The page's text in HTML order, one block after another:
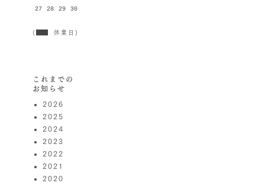
27 28 29 30
( 休業日)
これまでの
お知らせ
2026
2025
2024
2023
2022
2021
2020